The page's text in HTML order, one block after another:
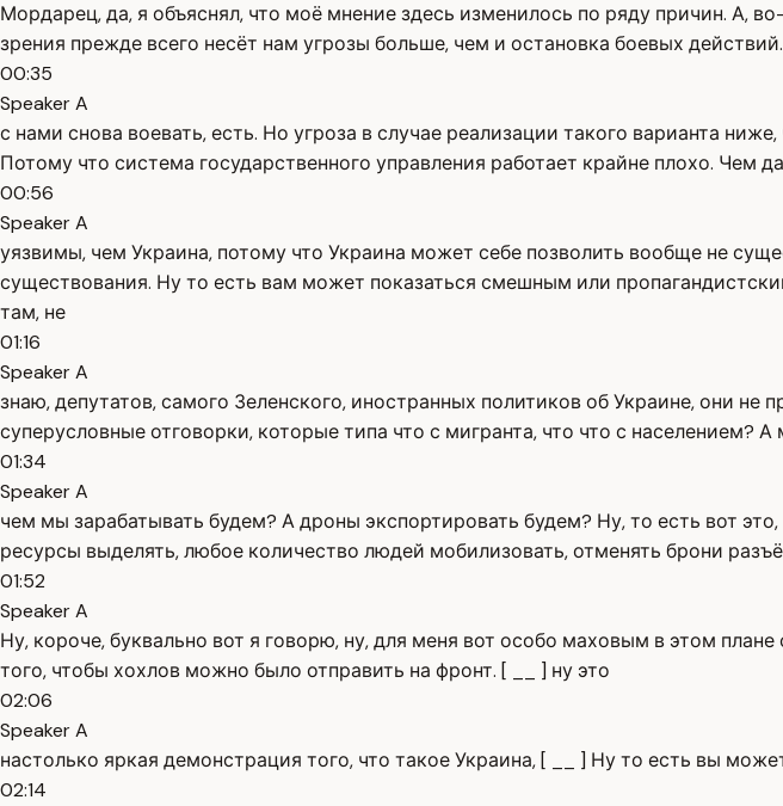
Мордарец, да, я объяснял, что моё мнение здесь изменилось по ряду причин. А,
зрения прежде всего несёт нам угрозы больше, чем и остановка боевых
00:35
Speaker A
с нами снова воевать, есть. Но угроза в случае реализации такого варианта
Потому что система государственного управления работает крайне плохо. Чем
00:56
Speaker A
уязвимы, чем Украина, потому что Украина может себе позволить вообще не
существования. Ну то есть вам может показаться смешным или
там, не
01:16
Speaker A
знаю, депутатов, самого Зеленского, иностранных политиков об Украине, они
суперусловные отговорки, которые типа что с мигранта, что что с населением?
01:34
Speaker A
чем мы зарабатывать будем? А дроны экспортировать будем? Ну, то есть вот
ресурсы выделять, любое количество людей мобилизовать, отменять брони
01:52
Speaker A
Ну, короче, буквально вот я говорю, ну, для меня вот особо маховым в этом
того, чтобы хохлов можно было отправить на фронт. [ __ ] ну это
02:06
Speaker A
настолько яркая демонстрация того, что такое Украина, [ __ ] Ну то есть вы
02:14